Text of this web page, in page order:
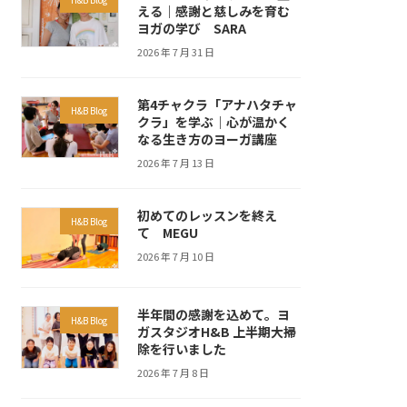
える｜感謝と慈しみを育む
ヨガの学び SARA
2026 年 7 月 31 日
H&B Blog
第4チャクラ「アナハタチャ
クラ」を学ぶ｜心が温かく
なる生き方のヨーガ講座
2026 年 7 月 13 日
H&B Blog
初めてのレッスンを終え
て MEGU
2026 年 7 月 10 日
H&B Blog
半年間の感謝を込めて。ヨ
ガスタジオH&B 上半期大掃
除を行いました
2026 年 7 月 8 日